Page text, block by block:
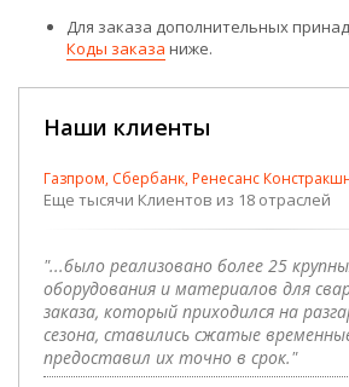
Для заказа дополнительных
Коды заказа ниже.
Наши клиенты
Газпром, Сбербанк, Ренесанс
Еще тысячи Клиентов из 18 отраслей
"...было реализовано более 25
оборудования и материалов для
заказа, который приходился на
сезона, ставились сжатые
предоставил их точно в срок."